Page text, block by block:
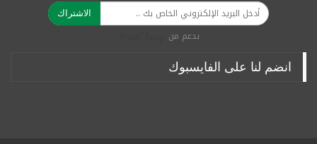
الاشتراك
بدعم من
انضم لنا على الفايسبوك